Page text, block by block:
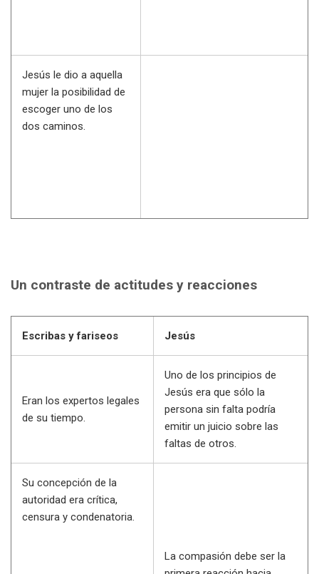
Jesús le dio a aquella
mujer la posibilidad de
escoger uno de los
dos caminos.
Un contraste de actitudes y reacciones
Escribas y fariseos Jesús
Eran los expertos legales
de su tiempo.
Uno de los principios de
Jesús era que sólo la
persona sin falta podría
emitir un juicio sobre las
faltas de otros.
Su concepción de la
autoridad era crítica,
censura y condenatoria.
La compasión debe ser la